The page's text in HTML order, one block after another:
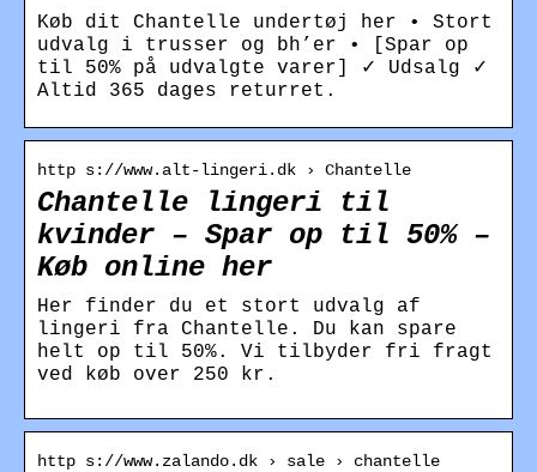
Køb dit Chantelle undertøj her • Stort
udvalg i trusser og bh’er • [Spar op
til 50% på udvalgte varer] ✓ Udsalg ✓
Altid 365 dages returret.
http s://www.alt-lingeri.dk › Chantelle
Chantelle lingeri til
kvinder – Spar op til 50% –
Køb online her
Her finder du et stort udvalg af
lingeri fra Chantelle. Du kan spare
helt op til 50%. Vi tilbyder fri fragt
ved køb over 250 kr.
http s://www.zalando.dk › sale › chantelle